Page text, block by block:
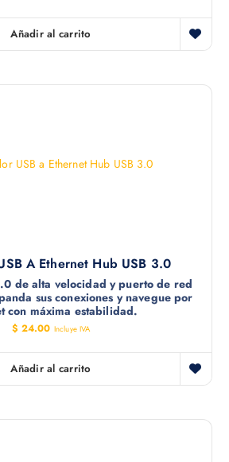
Añadir al carrito
A Ethernet Hub USB 3.0
de alta velocidad y puerto de red
sus conexiones y navegue por
con máxima estabilidad.
$ 24.00 Incluye IVA
Añadir al carrito